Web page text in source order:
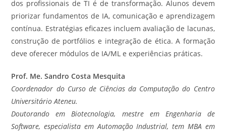
dos profissionais de TI é de transformação. Alunos devem
priorizar fundamentos de IA, comunicação e aprendizagem
contínua. Estratégias eficazes incluem avaliação de lacunas,
construção de portfólios e integração de ética. A formação
deve oferecer módulos de IA/ML e experiências práticas.
Prof. Me. Sandro Costa Mesquita
Coordenador do Curso de Ciências da Computação do Centro
Universitário Ateneu.
Doutorando em Biotecnologia, mestre em Engenharia de
Software, especialista em Automação Industrial, tem MBA em